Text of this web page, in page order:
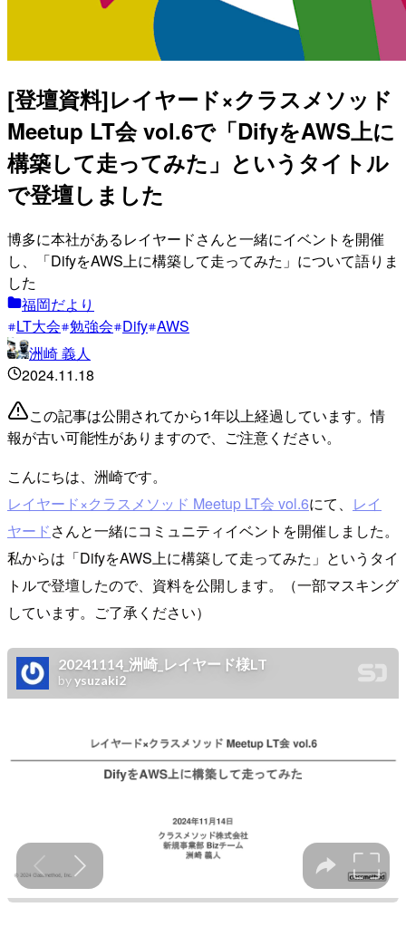
[登壇資料]レイヤード×クラスメソッド
Meetup LT会 vol.6で「DifyをAWS上に
構築して走ってみた」というタイトル
で登壇しました
博多に本社があるレイヤードさんと一緒にイベントを開催
し、「DifyをAWS上に構築して走ってみた」について語りま
した
福岡だより
LT大会 勉強会 Dify AWS
洲崎 義人
2024.11.18
この記事は公開されてから1年以上経過しています。情
報が古い可能性がありますので、ご注意ください。
こんにちは、洲崎です。
レイヤード×クラスメソッド Meetup LT会 vol.6にて、 レイ
ヤードさんと一緒にコミュニティイベントを開催しました。
私からは「DifyをAWS上に構築して走ってみた」というタイ
トルで登壇したので、資料を公開します。（一部マスキング
しています。ご了承ください）